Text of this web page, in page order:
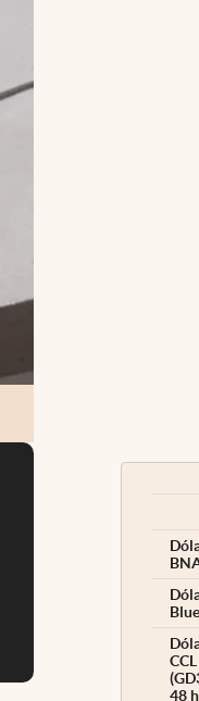
Blue
CCL
48